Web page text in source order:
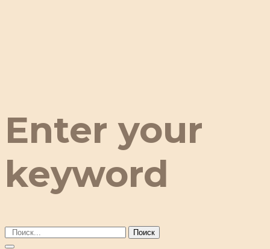
Enter your
keyword
Поиск